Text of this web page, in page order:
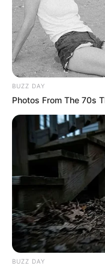
ya se presenta
BUZZ DAY
Photos From The 70s
BUZZ DAY